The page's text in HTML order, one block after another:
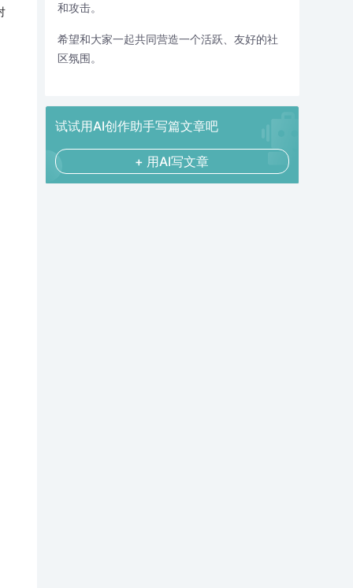
和攻击。
希望和大家一起共同营造一个活跃、友好的社
区氛围。
试试用AI创作助手写篇文章吧
+ 用AI写文章